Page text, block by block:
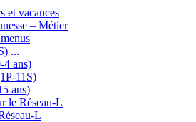
et vacances
– Métier
...
4 ans)
11S)
ans)
le Réseau-L
L